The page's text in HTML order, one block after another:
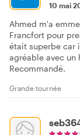
10 mai
Ahmed m'a
Francfort pour
était superbe car
agréable avec un
Recommandé.
Grande tournée